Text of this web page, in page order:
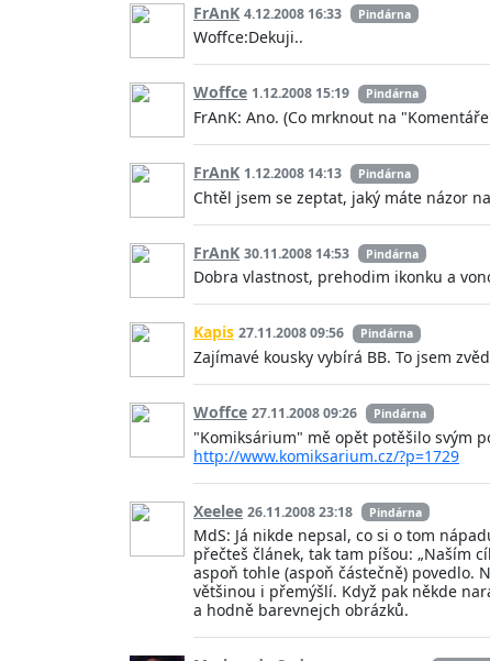
FrAnK 4.12.2008 16:33 Pindárna
Woffce:Dekuji..
Woffce 1.12.2008 15:19 Pindárna
FrAnK: Ano. (Co mrknout na
FrAnK 1.12.2008 14:13 Pindárna
Chtěl jsem se zeptat, jaký máte názor
FrAnK 30.11.2008 14:53 Pindárna
Dobra vlastnost, prehodim ikonku a
Kapis 27.11.2008 09:56 Pindárna
Zajímavé kousky vybírá BB. To jsem
Woffce 27.11.2008 09:26 Pindárna
"Komiksárium" mě opět potěšilo svým
http://www.komiksarium.cz/?p=1729
Xeelee 26.11.2008 23:18 Pindárna
MdS: Já nikde nepsal, co si o tom
přečteš článek, tak tam píšou: „Naším
aspoň tohle (aspoň částečně) povedlo.
většinou i přemýšlí. Když pak někde
a hodně barevnejch obrázků.